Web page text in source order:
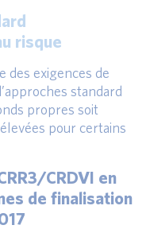
risque
des exigences de
standard
propres soit
pour certains
CRDVI en
de finalisation